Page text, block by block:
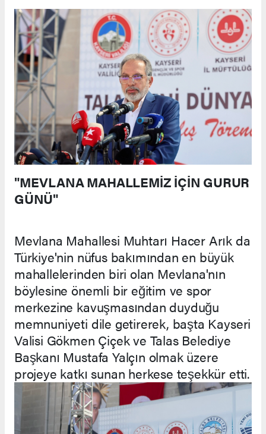
"MEVLANA MAHALLEMİZ İÇİN GURUR
GÜNÜ"
Mevlana Mahallesi Muhtarı Hacer Arık da
Türkiye'nin nüfus bakımından en büyük
mahallelerinden biri olan Mevlana'nın
böylesine önemli bir eğitim ve spor
merkezine kavuşmasından duyduğu
memnuniyeti dile getirerek, başta Kayseri
Valisi Gökmen Çiçek ve Talas Belediye
Başkanı Mustafa Yalçın olmak üzere
projeye katkı sunan herkese teşekkür etti.